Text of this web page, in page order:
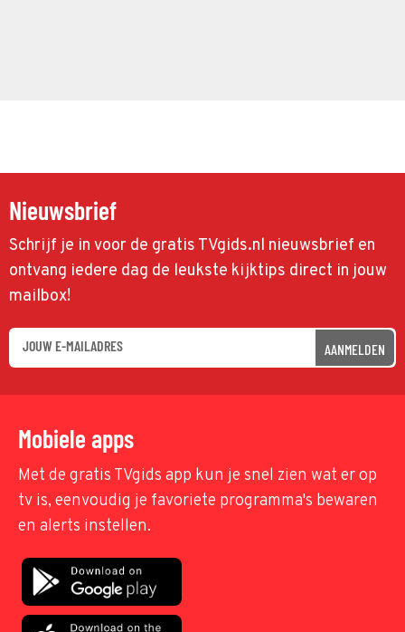
Nieuwsbrief
Schrijf je in voor de gratis TVgids.nl nieuwsbrief en
ontvang iedere dag de leukste kijktips direct in jouw
mailbox!
AANMELDEN
Mobiele apps
Met de gratis TVgids app kun je snel zien wat er op
tv is, eenvoudig je favoriete programma's bewaren
en alerts instellen.